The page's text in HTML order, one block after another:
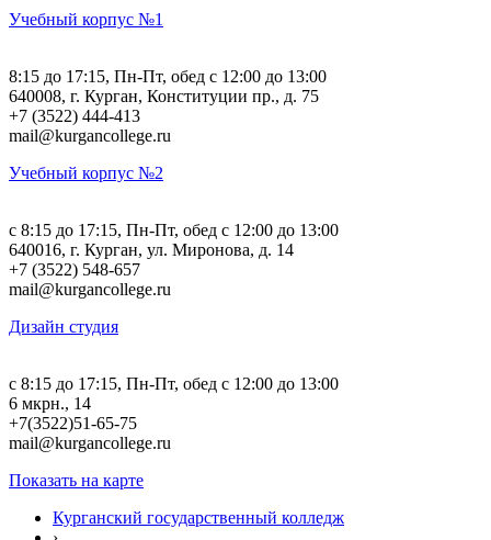
Учебный корпус №1
8:15 до 17:15, Пн-Пт, обед с 12:00 до 13:00
640008, г. Курган, Конституции пр., д. 75
+7 (3522) 444-413
mail@kurgancollege.ru
Учебный корпус №2
c 8:15 до 17:15, Пн-Пт, обед с 12:00 до 13:00
640016, г. Курган, ул. Миронова, д. 14
+7 (3522) 548-657
mail@kurgancollege.ru
Дизайн студия
c 8:15 до 17:15, Пн-Пт, обед с 12:00 до 13:00
6 мкрн., 14
+7(3522)51-65-75
mail@kurgancollege.ru
Показать на карте
Курганский государственный колледж